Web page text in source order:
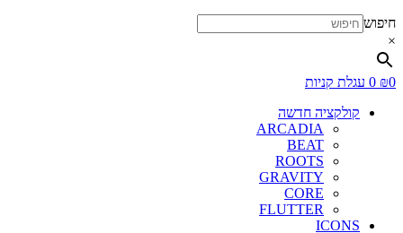
חיפוש
×
₪0
0 עגלת קניות
קולקציה חדשה
ARCADIA
BEAT
ROOTS
GRAVITY
CORE
FLUTTER
ICONS